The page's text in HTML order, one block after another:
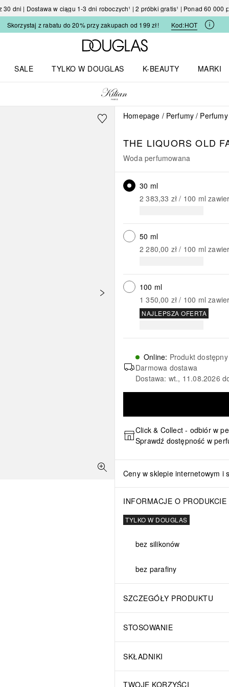
dni | Dostawa w ciągu 1-3 dni roboczych¹ | 2 próbki gratis¹ | Ponad 60 000
Skorzystaj z rabatu do 20% przy zakupach od 199 zł!
Kod:HOT
Strona główna Douglas
SALE
TYLKO W DOUGLAS
K-BEAUTY
MARKI
Homepage Perfumy
THE LIQUORS OLD
Woda perfumowana
30 ml
2 383,33 zł / 100 ml
50 ml
2 280,00 zł / 100 ml
100 ml
1 350,00 zł / 100 ml
NAJLEPSZA OFERTA
Online: Produkt dostępny
Darmowa dostawa
Dostawa: wt., 11.08.2026
Click & Collect - odbiór w
Sprawdź dostępność w
Ceny w sklepie internetowym i
INFORMACJE O PRODUKCIE
TYLKO W DOUGLAS
bez silikonów
bez parafiny
SZCZEGÓŁY PRODUKTU
STOSOWANIE
SKŁADNIKI
TWOJE KORZYŚCI